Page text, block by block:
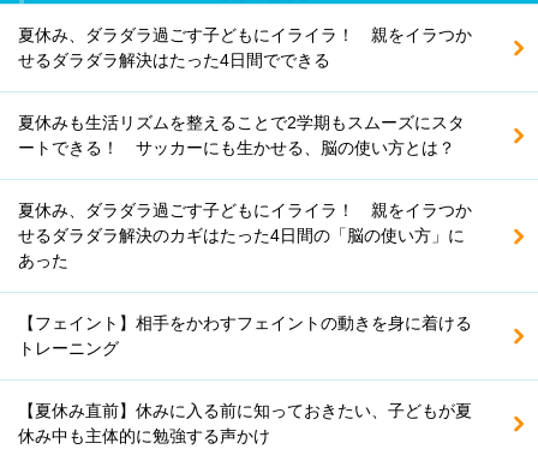
夏休み、ダラダラ過ごす子どもにイライラ！ 親をイラつか
せるダラダラ解決はたった4日間でできる
夏休みも生活リズムを整えることで2学期もスムーズにスタ
ートできる！ サッカーにも生かせる、脳の使い方とは？
夏休み、ダラダラ過ごす子どもにイライラ！ 親をイラつか
せるダラダラ解決のカギはたった4日間の「脳の使い方」に
あった
【フェイント】相手をかわすフェイントの動きを身に着ける
トレーニング
【夏休み直前】休みに入る前に知っておきたい、子どもが夏
休み中も主体的に勉強する声かけ